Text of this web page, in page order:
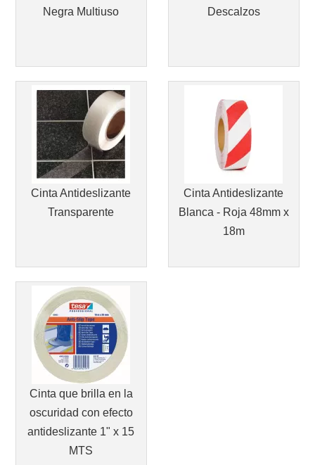
Negra Multiuso
Descalzos
Cinta Antideslizante
Transparente
Cinta Antideslizante
Blanca - Roja 48mm x
18m
Cinta que brilla en la
oscuridad con efecto
antideslizante 1" x 15
MTS